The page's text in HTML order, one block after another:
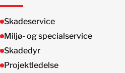
Skadeservice
Miljø- og specialservice
Skadedyr
Projektledelse